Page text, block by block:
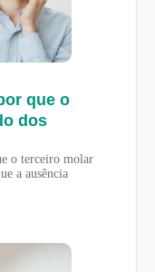
que o
dos
o terceiro molar
a ausência